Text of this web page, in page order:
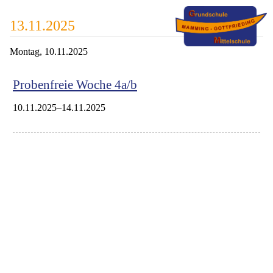
13.11.2025
Montag, 10.11.2025
Probenfreie Woche 4a/b
10.11.2025–14.11.2025